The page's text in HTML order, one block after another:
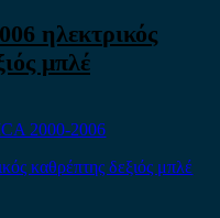
ηλεκτρικός
μπλέ
2000-2006